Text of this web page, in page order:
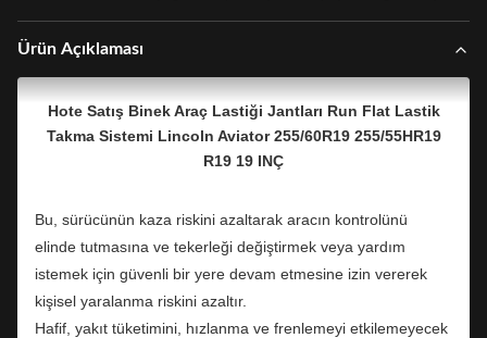
Ürün Açıklaması
Hote Satış Binek Araç Lastiği Jantları Run Flat Lastik
Takma Sistemi Lincoln Aviator 255/60R19 255/55HR19
R19 19 INÇ
Bu, sürücünün kaza riskini azaltarak aracın kontrolünü
elinde tutmasına ve tekerleği değiştirmek veya yardım
istemek için güvenli bir yere devam etmesine izin vererek
kişisel yaralanma riskini azaltır.
Hafif, yakıt tüketimini, hızlanma ve frenlemeyi etkilemeyecek